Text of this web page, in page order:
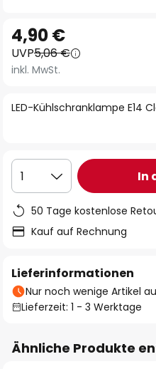
Anfang
der
Bildgalerie
LED-Kühlschranklampe E14
4,90 €
UVP5,06 €
inkl. MwSt.
1 In
50 Tage kostenlose
Kauf auf Rechnung
Lieferinformationen
Nur noch wenige Artikel
Lieferzeit: 1 - 3 Werktage
Ähnliche Produkte